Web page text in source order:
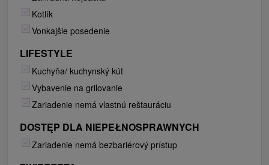
Kotlík
Vonkajšie posedenie
LIFESTYLE
Kuchyňa/ kuchynský kút
Vybavenie na grilovanie
Zariadenie nemá vlastnú reštauráciu
DOSTĘP DLA NIEPEŁNOSPRAWNYCH
Zariadenie nemá bezbariérový prístup